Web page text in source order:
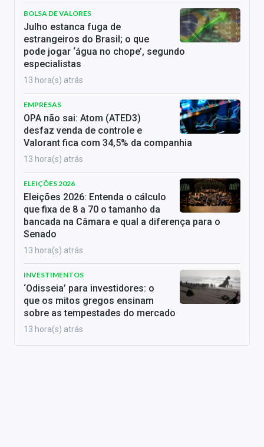
BOLSA DE VALORES
Julho estanca fuga de
estrangeiros do Brasil; o que
pode jogar ‘água no chope’, segundo
especialistas
13 hora(s) atrás
EMPRESAS
OPA não sai: Atom (ATED3)
desfaz venda de controle e
Valorant fica com 34,5% da companhia
13 hora(s) atrás
ELEIÇÕES 2026
Eleições 2026: Entenda o cálculo
que fixa de 8 a 70 o tamanho da
bancada na Câmara e qual a diferença para o
Senado
13 hora(s) atrás
INVESTIMENTOS
‘Odisseia’ para investidores: o
que os mitos gregos ensinam
sobre as tempestades do mercado
13 hora(s) atrás